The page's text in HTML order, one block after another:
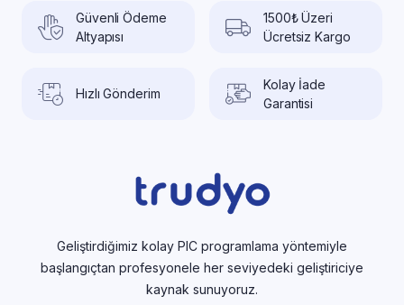
Güvenli Ödeme
Altyapısı
1500₺ Üzeri
Ücretsiz Kargo
Hızlı Gönderim
Kolay İade
Garantisi
Geliştirdiğimiz kolay PIC programlama yöntemiyle
başlangıçtan profesyonele her seviyedeki geliştiriciye
kaynak sunuyoruz.